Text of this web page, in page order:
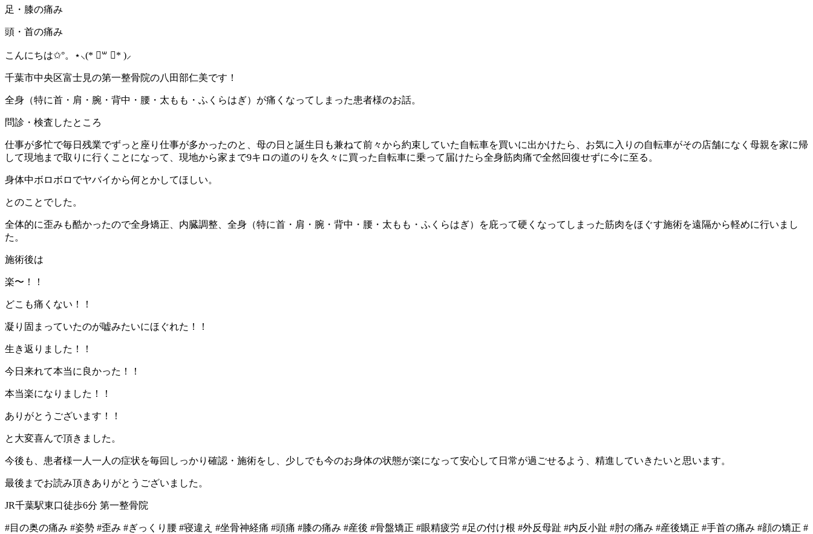
足・膝の痛み
頭・首の痛み
こんにちは✩°。⋆⸜(* ॑꒳ ॑* )⸝
千葉市中央区富士見の第一整骨院の八田部仁美です！
全身（特に首・肩・腕・背中・腰・太もも・ふくらはぎ）が痛くなってしまった患者様のお話。
問診・検査したところ
仕事が多忙で毎日残業でずっと座り仕事が多かったのと、母の日と誕生日も兼ねて前々から約束していた自転車を買いに出かけたら、お気に入りの自転車がその店舗になく母親を家に帰
して現地まで取りに行くことになって、現地から家まで9キロの道のりを久々に買った自転車に乗って届けたら全身筋肉痛で全然回復せずに今に至る。
身体中ボロボロでヤバイから何とかしてほしい。
とのことでした。
全体的に歪みも酷かったので全身矯正、内臓調整、全身（特に首・肩・腕・背中・腰・太もも・ふくらはぎ）を庇って硬くなってしまった筋肉をほぐす施術を遠隔から軽めに行いまし
た。
施術後は
楽〜！！
どこも痛くない！！
凝り固まっていたのが嘘みたいにほぐれた！！
生き返りました！！
今日来れて本当に良かった！！
本当楽になりました！！
ありがとうございます！！
と大変喜んで頂きました。
今後も、患者様一人一人の症状を毎回しっかり確認・施術をし、少しでも今のお身体の状態が楽になって安心して日常が過ごせるよう、精進していきたいと思います。
最後までお読み頂きありがとうございました。
JR千葉駅東口徒歩6分 第一整骨院
#目の奥の痛み #姿勢 #歪み #ぎっくり腰 #寝違え #坐骨神経痛 #頭痛 #膝の痛み #産後 #骨盤矯正 #眼精疲労 #足の付け根 #外反母趾 #内反小趾 #肘の痛み #産後矯正 #手首の痛み #顔の矯正 #